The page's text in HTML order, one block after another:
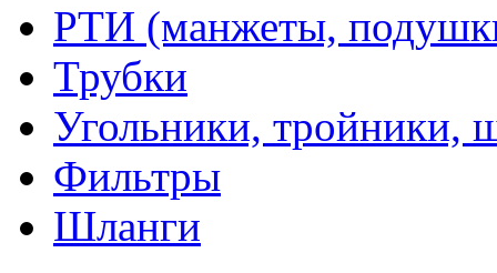
РТИ (манжеты,
Трубки
Угольники, тройники,
Фильтры
Шланги